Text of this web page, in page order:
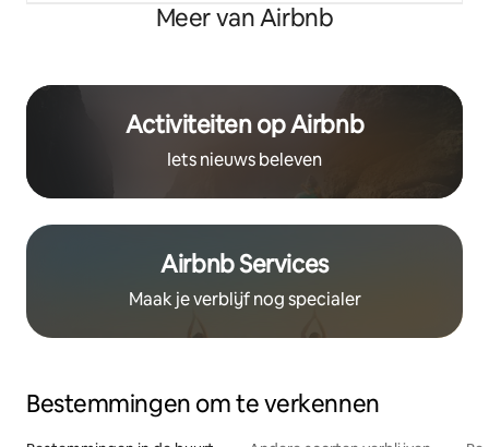
Meer van Airbnb
Activiteiten op Airbnb
Iets nieuws beleven
Airbnb Services
Maak je verblijf nog specialer
Bestemmingen om te verkennen